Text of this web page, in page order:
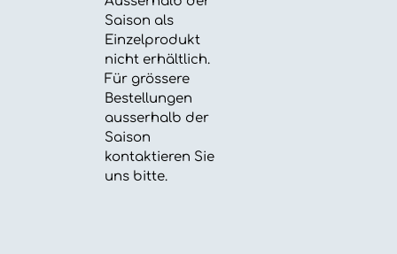
Saison als
Einzelprodukt
nicht erhältlich.
Für grössere
Bestellungen
ausserhalb der
Saison
kontaktieren Sie
uns bitte.